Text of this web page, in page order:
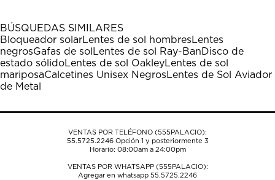
BÚSQUEDAS SIMILARES
Bloqueador solarLentes de sol hombresLentes
negrosGafas de sol Lentes de sol Ray-BanDisco de
estado sólidoLentes de sol OakleyLentes de sol
mariposaCalcetines Unisex NegrosLentes de Sol Aviador
de Metal
VENTAS POR TELÉFONO (555PALACIO):
55.5725.2246Opción 1 y posteriormente 3
Horario: 08:00am a 24:00pm
VENTAS POR WHATSAPP (555PALACIO):
Agregar en whatsapp 55.5725.2246